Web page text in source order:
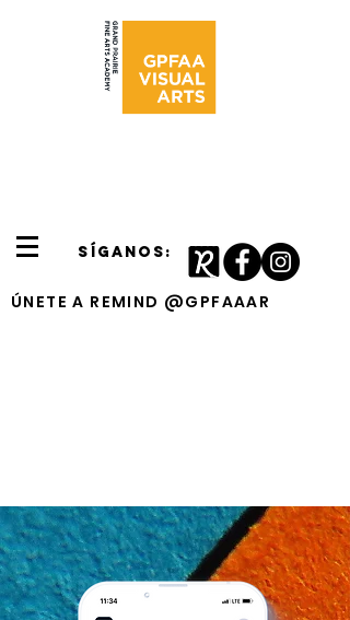
SÍGANOS:
ÚNETE A REMIND @GPFAAAR